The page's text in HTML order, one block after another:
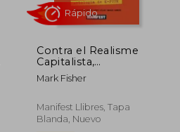
Contra el Realisme
Capitalista,
Comunisme Acid (Cat)
Mark Fisher
Manifest Llibres, Tapa
Blanda, Nuevo